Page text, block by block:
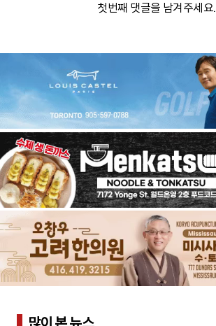
첫번째 댓글을 남겨주세요.